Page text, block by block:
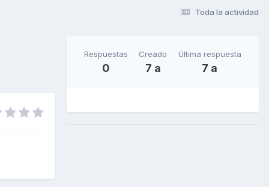
Toda la actividad
Respuestas
0
Creado
7 a
Última respuesta
7 a